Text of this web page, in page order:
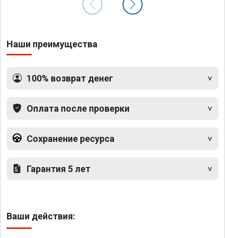
Наши преимущества
100% возврат денег
Оплата после проверки
Сохранение ресурса
Гарантия 5 лет
Ваши действия: